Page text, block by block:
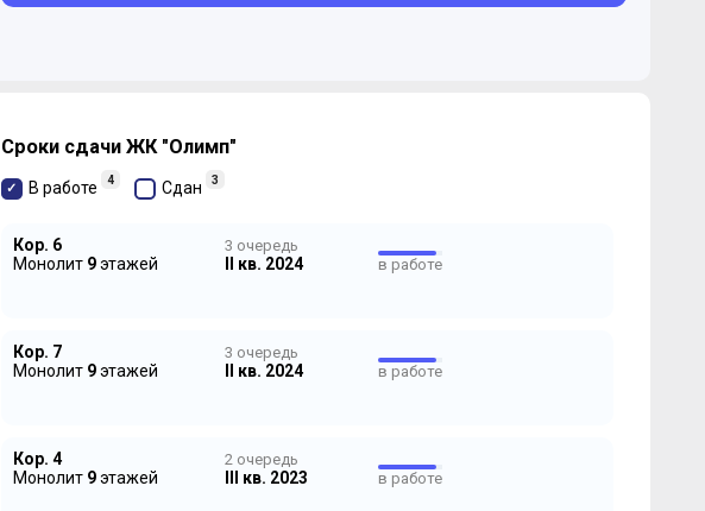
Сроки сдачи ЖК "Олимп"
В работе 4 Сдан 3
Кор. 6
Монолит 9этажей
3 очередь
II кв. 2024 в работе
Кор. 7
Монолит 9этажей
3 очередь
II кв. 2024 в работе
Кор. 4
Монолит 9этажей
2 очередь
III кв. 2023 в работе